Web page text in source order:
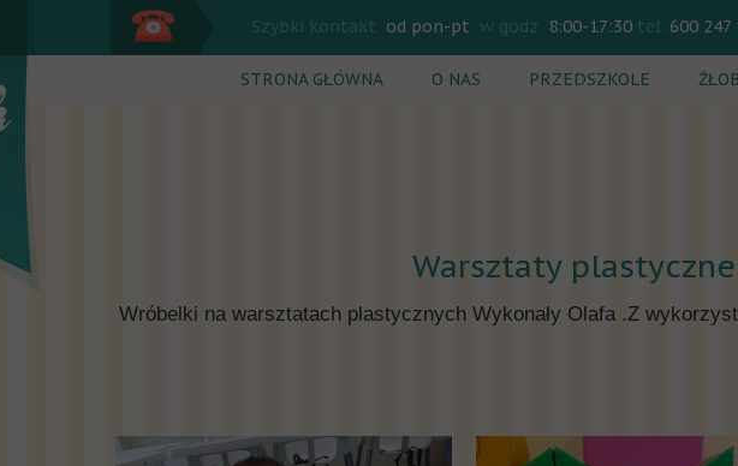
STRONA GŁÓWNA O NAS PRZEDSZKOLE
Cennik
Szybki kontakt od pon-pt w godz 8:00-17:30 tel. 600
Wróbelki na warsztatach plastycznych Wykonały Olafa .Z
Warsztaty